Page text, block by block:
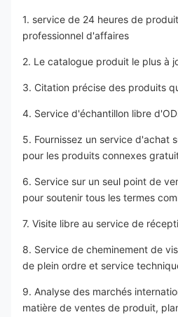
1. service de 24 heures de
professionnel d'affaires
2. Le catalogue produit le plus à
3. Citation précise des produits
4. Service d'échantillon libre
5. Fournissez un service d'achat
pour les produits connexes
6. Service sur un seul point de
pour soutenir tous les termes
7. Visite libre au service de
8. Service de cheminement de
de plein ordre et service
9. Analyse des marchés
matière de ventes de produit,